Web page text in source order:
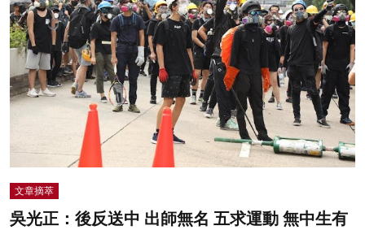
文章摘萃
吳光正：後反送中 出師無名 五求運動 無中生有